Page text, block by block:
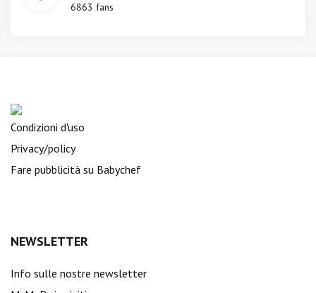
6863 fans
Condizioni d'uso
Privacy/policy
Fare pubblicità su Babychef
NEWSLETTER
Info sulle nostre newsletter